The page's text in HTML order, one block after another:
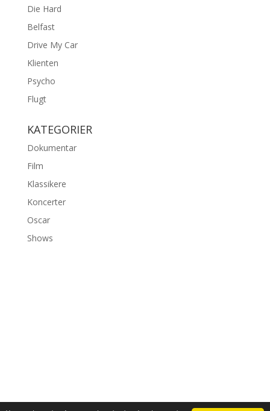
Die Hard
Belfast
Drive My Car
Klienten
Psycho
Flugt
KATEGORIER
Dokumentar
Film
Klassikere
Koncerter
Oscar
Shows